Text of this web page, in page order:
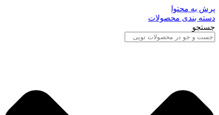
پرش به محتوا
دسته بندی محصولات
جستجو